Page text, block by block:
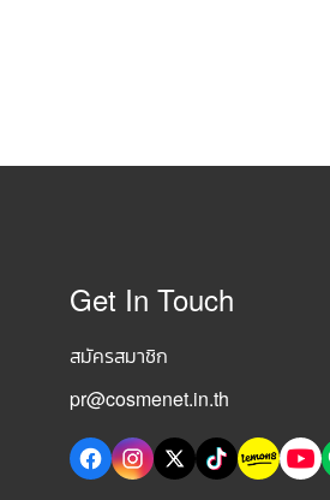
Get In Touch
สมัครสมาชิก
pr@cosmenet.in.th